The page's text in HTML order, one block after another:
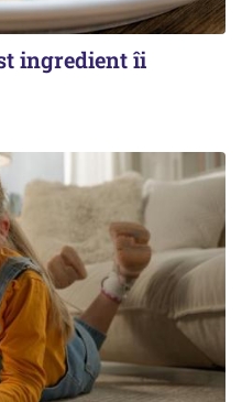
ingredient îi